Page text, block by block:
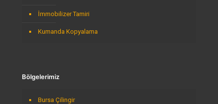
İmmobilizer Tamiri
Kumanda Kopyalama
Bölgelerimiz
Bursa Çilingir